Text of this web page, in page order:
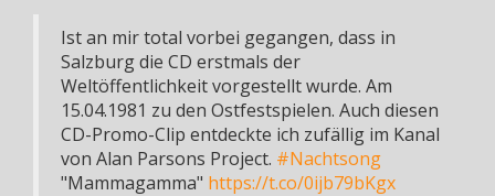
Ist an mir total vorbei gegangen, dass in
Salzburg die CD erstmals der
Weltöffentlichkeit vorgestellt wurde. Am
15.04.1981 zu den Ostfestspielen. Auch diesen
CD-Promo-Clip entdeckte ich zufällig im Kanal
von Alan Parsons Project. #Nachtsong
"Mammagamma" https://t.co/0ijb79bKgx